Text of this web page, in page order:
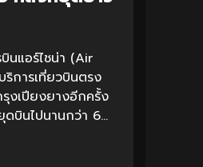
นแอร์ไชน่า (Air
ริการเที่ยวบินตรง
งเปียงยางอีกครั้ง
บินไปนานกว่า 6...